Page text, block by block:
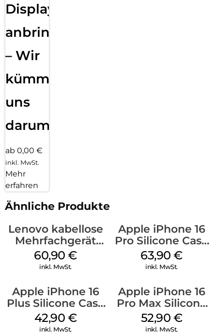
Displayfolie
anbringen
– Wir
kümmern
uns
darum!
ab 0,00 €
inkl. MwSt.
Mehr
erfahren
Ähnliche Produkte
Lenovo kabellose
Mehrfachgerät
Luna Grey
60,90€
inkl. MwSt.
Apple iPhone 16
Pro Silicone Case
MagSafe Denim
63,90€
inkl. MwSt.
Apple iPhone 16
Plus Silicone Case
MagSafe Plum
42,90 €
inkl. MwSt.
Apple iPhone 16
Pro Max Silicone
Case MagSafe
Ultramarine
52,90 €
inkl. MwSt.